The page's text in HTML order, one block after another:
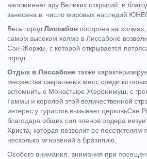
напоминает эру Великих открытий, и
занесена в число мировых наследий
Весь город Лиссабон построен на
самом высоком холме в Лиссабоне
Сан-Жоржы, с которой открывается
город.
Отдых в Лиссабоне также
множества сакральных мест, среди
вспомнить о Монастыре Жеронимуш, с
Гаммы и королей этой величественной
интерес у туристов вызывает церковьСан
благодаря общих сил членов ордера
Христа, которая позволит ее посетителям
несколько мгновений в Бразилию.
Особого внимания внимания при